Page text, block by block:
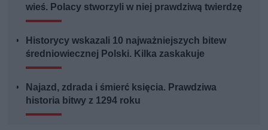
wieś. Polacy stworzyli w niej prawdziwą twierdzę
Historycy wskazali 10 najważniejszych bitew
średniowiecznej Polski. Kilka zaskakuje
Najazd, zdrada i śmierć księcia. Prawdziwa
historia bitwy z 1294 roku